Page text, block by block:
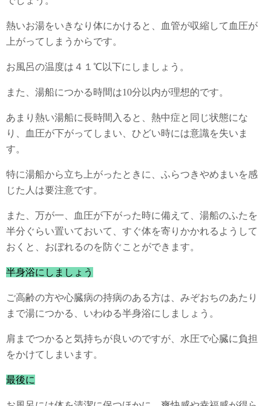
熱いお湯をいきなり体にかけると、血管が収縮して血圧が
上がってしまうからです。
お風呂の温度は４１℃以下にしましょう。
また、湯船につかる時間は10分以内が理想的です。
あまり熱い湯船に長時間入ると、熱中症と同じ状態にな
り、血圧が下がってしまい、ひどい時には意識を失いま
す。
特に湯船から立ち上がったときに、ふらつきやめまいを感
じた人は要注意です。
また、万が一、血圧が下がった時に備えて、湯船のふたを
半分ぐらい置いておいて、すぐ体を寄りかかれるようして
おくと、おぼれるのを防ぐことができます。
半身浴にしましょう
ご高齢の方や心臓病の持病のある方は、みぞおちのあたり
まで湯につかる、いわゆる半身浴にしましょう。
肩までつかると気持ちが良いのですが、水圧で心臓に負担
をかけてしまいます。
最後に